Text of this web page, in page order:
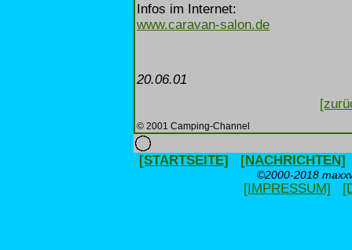
Infos im Internet:
www.caravan-salon.de
20.06.01
© 2001 Camping-Channel
[STARTSEITE] [NACHRICHTEN]
©2000-2018
[IMPRESSUM]